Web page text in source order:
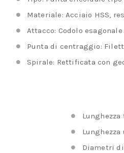
Materiale: Acciaio HSS,
Attacco: Codolo
Punta di centraggio:
Spirale: Rettificata con
Lunghezza
Diametri